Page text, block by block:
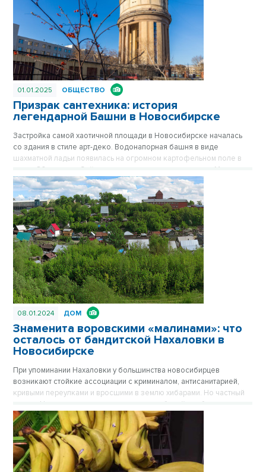
01.01.2025 ОБЩЕСТВО
Призрак сантехника: история
легендарной Башни в Новосибирске
Застройка самой хаотичной площади в Новосибирске началась
со здания в стиле арт-деко. Водонапорная башня в виде
шахматной ладьи появилась на огромном картофельном поле в
конце 30-х годов. Сейчас стильное здание на площади Маркса
спрятано за хрущевками, его хорошо видно только с высоких
точек обзора. Впрочем, с окружением Башне никогда не везло.
Сначала вокруг была картошка, которую сажали жители
окрестных деревень, затем возникли пятиэтажки, а после
зашумела пестрая барахолка на площади Маркса. Публикуется
повторно в цикле «Лучшие материалы VN.RU за 2023 год».
08.01.2024 ДОМ
Знаменита воровскими «малинами»: что
осталось от бандитской Нахаловки в
Новосибирске
При упоминании Нахаловки у большинства новосибирцев
возникают стойкие ассоциации с криминалом, антисанитарией,
кривыми переулками и вросшими в землю хибарами. Но частный
сектор Нахаловки, где сильны правила рабочей слободки, уже не
тот, что прежде. Дома здесь примерили одежду из сайдинга, есть
водопровод, проводится газ. Здесь даже родился самый
легендарный герой Новосибирска, но инвесторы все еще
обходят стороной близкую к Оби территорию. Публикуется
повторно в цикле «Лучшие материалы VN.RU за 2023 год».